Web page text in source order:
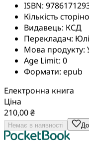
ISBN:
Кількість
Видавець: КСД
Перекладач:
Мова продукту:
Age Limit: 0
Формати: epub
Електронна книга
Ціна
210,00 ₴
Немає в наявності